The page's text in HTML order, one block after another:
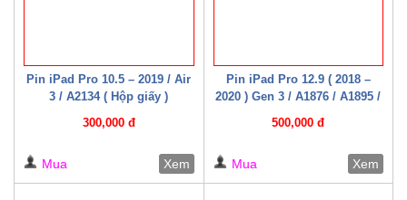
Pin iPad Pro 10.5 – 2019 / Air
3 / A2134 ( Hộp giấy )
300,000 đ
Mua Xem
Pin iPad Pro 12.9 ( 2018 –
2020 ) Gen 3 / A1876 / A1895 /
/ A2232 / A2233 / A2043 ( Hộp
500,000 đ
Mua Xem